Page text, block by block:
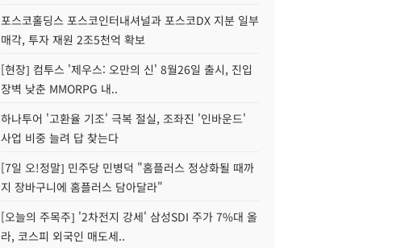
포스코홀딩스 포스코인터내셔널과 포스코DX 지분 일부
매각, 투자 재원 2조5천억 확보
[현장] 컴투스 '제우스: 오만의 신' 8월26일 출시, 진입
장벽 낮춘 MMORPG 내..
하나투어 '고환율 기조' 극복 절실, 조좌진 '인바운드'
사업 비중 늘려 답 찾는다
[7일 오!정말] 민주당 민병덕 "홈플러스 정상화될 때까
지 장바구니에 홈플러스 담아달라"
[오늘의 주목주] '2차전지 강세' 삼성SDI 주가 7%대 올
라, 코스피 외국인 매도세..